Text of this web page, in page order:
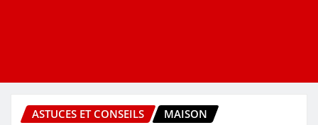
ASTUCES ET CONSEILS MAISON